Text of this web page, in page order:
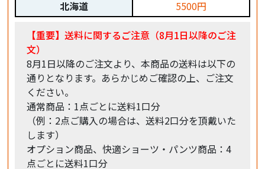
北海道 5500円
【重要】送料に関するご注意（8月1日以降のご注
文）
8月1日以降のご注文より、本商品の送料は以下の
通りとなります。あらかじめご確認の上、ご注文
ください。
通常商品：1点ごとに送料1口分
（例：2点ご購入の場合は、送料2口分を頂戴いた
します）
オプション商品、快適ショーツ・パンツ商品：4
点ごとに送料1口分